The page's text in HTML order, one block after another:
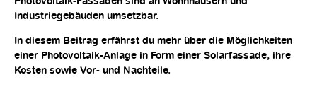
Industriegebäuden umsetzbar.
In diesem Beitrag erfährst du mehr über die Möglichkeiten
einer Photovoltaik-Anlage in Form einer Solarfassade, ihre
Kosten sowie Vor- und Nachteile.